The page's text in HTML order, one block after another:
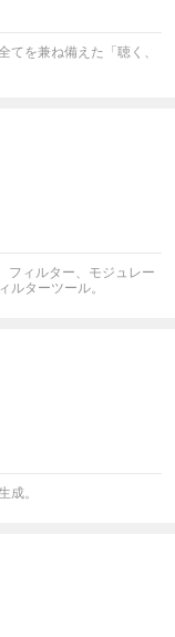
てを兼ね備えた「聴く、
フィルター、モジュレー
ルターツール。
成。